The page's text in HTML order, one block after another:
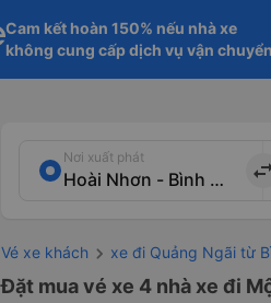
Cam kết hoàn 150% nếu nhà xe
không cung cấp dịch vụ vận
Nơi xuất phát
Vé xe khách xe đi Quảng Ngãi từ
Đặt mua vé xe 4 nhà xe đi